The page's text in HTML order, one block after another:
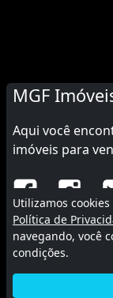
MGF
Aqui você
imóveis para
©
Utilizamos
Política de
navegando, você
condições.